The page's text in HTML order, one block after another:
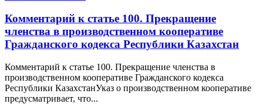
Комментарий к статье 100. Прекращение
членства в производственном кооперативе
Гражданского кодекса Республики Казахстан
Комментарий к статье 100. Прекращение членства в
производственном кооперативе Гражданского кодекса
Республики КазахстанУказ о производственном кооперативе
предусматривает, что...